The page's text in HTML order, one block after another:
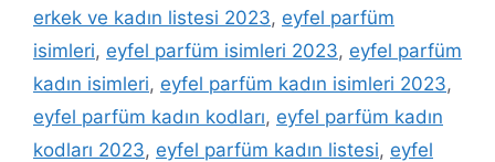
erkek ve kadın listesi 2023, eyfel parfüm
isimleri, eyfel parfüm isimleri 2023, eyfel parfüm
kadın isimleri, eyfel parfüm kadın isimleri 2023,
eyfel parfüm kadın kodları, eyfel parfüm kadın
kodları 2023, eyfel parfüm kadın listesi, eyfel